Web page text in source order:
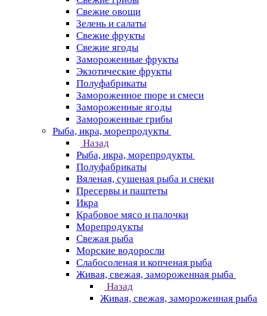
Свежие овощи
Зелень и салаты
Свежие фрукты
Свежие ягоды
Замороженные фрукты
Экзотические фрукты
Полуфабрикаты
Замороженное пюре и смеси
Замороженные ягоды
Замороженные грибы
Рыба, икра, морепродукты
Назад
Рыба, икра, морепродукты
Полуфабрикаты
Вяленая, сушеная рыба и снеки
Пресервы и паштеты
Икра
Крабовое мясо и палочки
Морепродукты
Свежая рыба
Морские водоросли
Слабосоленая и копченая рыба
Живая, свежая, замороженная рыба
Назад
Живая, свежая, замороженная рыба